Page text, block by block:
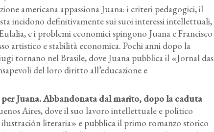
americana appassiona Juana: i criteri pedagogici, il
incidono definitivamente sui suoi interessi intellettuali,
e i problemi economici spingono Juana e Francisco
artistico e stabilità economica. Pochi anni dopo la
tornano nel Brasile, dove Juana pubblica il «Jornal das
del loro diritto all’educazione e
per Juana. Abbandonata dal marito, dopo la caduta
Aires, dove il suo lavoro intellettuale e politico
literaria» e pubblica il primo romanzo storico